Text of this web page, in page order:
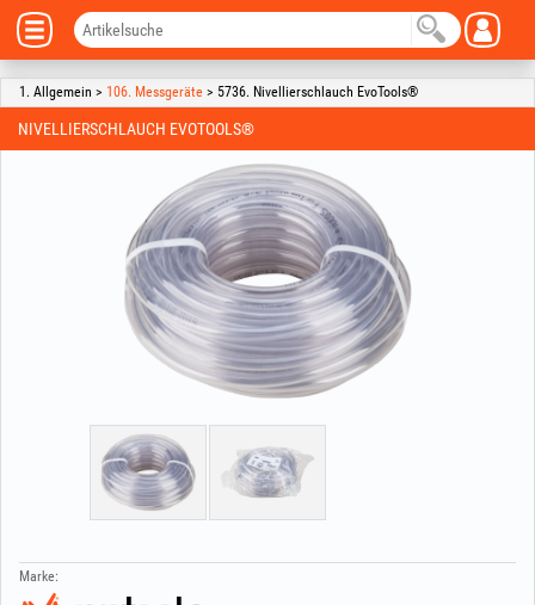
1. Allgemein > 106. Messgeräte > 5736. Nivellierschlauch EvoTools®
NIVELLIERSCHLAUCH EVOTOOLS®
Marke: